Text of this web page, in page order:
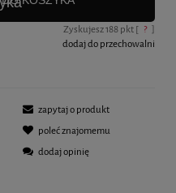
Zyskujesz188pkt [ ? ]
dodaj do przechowalni
zapytaj o produkt
poleć znajomemu
dodaj opinię